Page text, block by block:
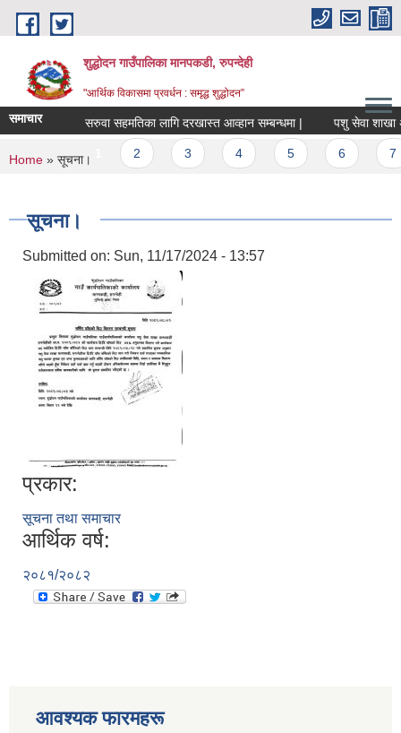
Skip to main content
शुद्धोदन गाउँपालिका मानपकडी, रुपन्देही
"आर्थिक विकासमा प्रवर्धन : समृद्ध शुद्धोदन”
समाचार सरुवा सहमतिका लागि दरखास्त आव्हान सम्बन्धमा | पशु सेवा शाखा
Pages
1
You are here
Home » सूचना।
सूचना।
Submitted on: Sun, 11/17/2024 - 13:57
प्रकार:
सूचना तथा समाचार
आर्थिक वर्ष:
२०८१/२०८२
आवश्यक फारमहरू